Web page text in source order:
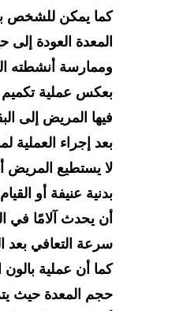
كما يمكن للشخص
المعدة العودة
وممارسة أنشطته
بعكس عملية تكميم
فيها المريض إلى
بعد إجراء العملية
لا يستطيع المريض
بدنية عنيفة أو
أن يحدث آلامًا في
سرعة التعافي بعد
كما أن عملية بالون